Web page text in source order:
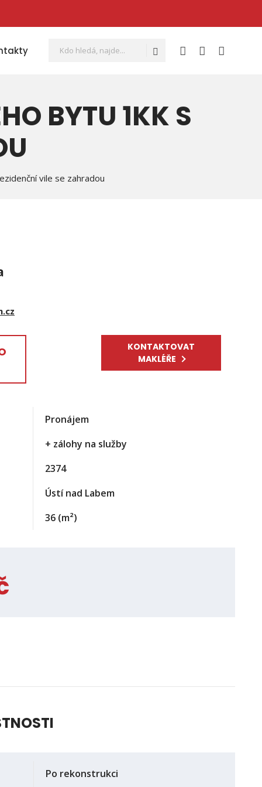
Vyhledávání Hledat
BYTU 1KK S
vile se zahradou
KONTAKTOVAT
MAKLÉŘE
Pronájem
+ zálohy na služby
2374
Ústí nad Labem
36 (m²)
Po rekonstrukci